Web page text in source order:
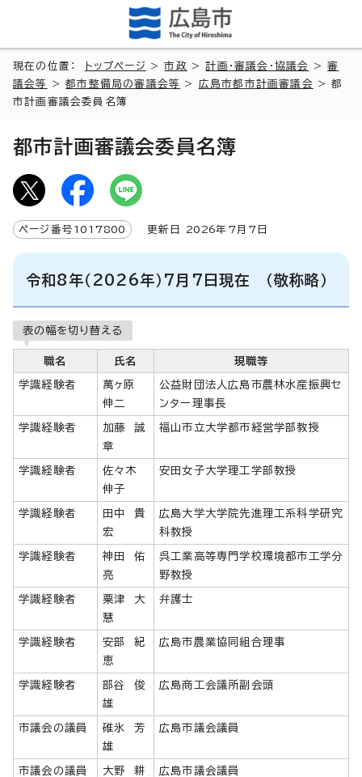
現在の位置： トップページ >市政 >計画・審議会・協議会 >審
議会等
>都市整備局の審議会等 > 広島市都市計画審議会
> 都
市計画審議会委員名簿
都市計画審議会委員名簿
ページ番号 1017800 更新日 2026年7月7日
令和8年（2026年）7月7日現在 （敬称略）
表の幅を切り替える
職名 氏名 現職等
学識経験者
萬ヶ原
伸二
公益財団法人広島市農林水産振興セ
ンター理事長
学識経験者
加藤 誠
章
福山市立大学都市経営学部教授
学識経験者
佐々木
伸子
安田女子大学理工学部教授
学識経験者
田中 貴
宏
広島大学大学院先進理工系科学研究
科教授
学識経験者
神田 佑
亮
呉工業高等専門学校環境都市工学分
野教授
学識経験者
粟津 大
慧
弁護士
学識経験者
安部 紀
恵
広島市農業協同組合理事
学識経験者
部谷 俊
雄
広島商工会議所副会頭
市議会の議員
碓氷 芳
雄
広島市議会議員
市議会の議員
大野 耕
広島市議会議員